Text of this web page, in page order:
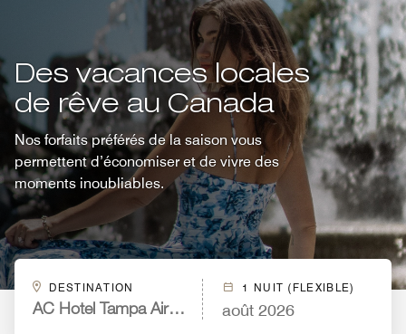
Des vacances locales
de rêve au Canada
Nos forfaits préférés de la saison vous
permettent d’économiser et de vivre des
moments inoubliables.
DESTINATION
AC Hotel Tampa Airport
1 NUIT (FLEXIBLE)
août 2026